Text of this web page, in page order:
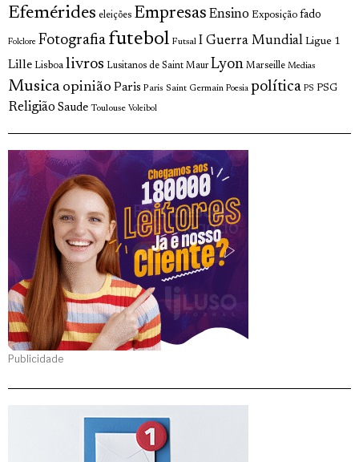
Efemérides eleições Empresas Ensino Exposição fado
Folclore Fotografia futebol Futsal I Guerra Mundial Ligue 1
Lille Lisboa livros Lusitanos de Saint Maur Lyon Marseille Medias
Musica opinião Paris Paris Saint Germain Poesia política PS PSG
Religião Saude Toulouse Voleibol
Publicidade